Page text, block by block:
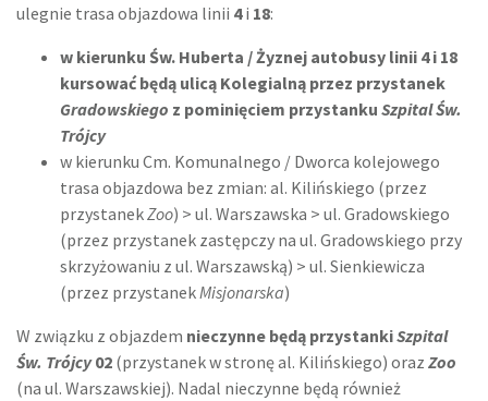
ulegnie trasa objazdowa linii 4i 18:
w kierunku Św. Huberta / Żyznej autobusy linii 4 i 18
kursować będą ulicą Kolegialną przez przystanek
Gradowskiego z pominięciem przystanku Szpital Św.
Trójcy
w kierunku Cm. Komunalnego / Dworca kolejowego
trasa objazdowa bez zmian: al. Kilińskiego (przez
przystanekZoo) > ul. Warszawska > ul. Gradowskiego
(przez przystanek zastępczy na ul. Gradowskiego przy
skrzyżowaniu z ul. Warszawską) > ul. Sienkiewicza
(przez przystanekMisjonarska)
W związku z objazdem nieczynne będą przystankiSzpital
Św. Trójcy02 (przystanek w stronę al. Kilińskiego) oraz Zoo
(na ul. Warszawskiej). Nadal nieczynne będą również